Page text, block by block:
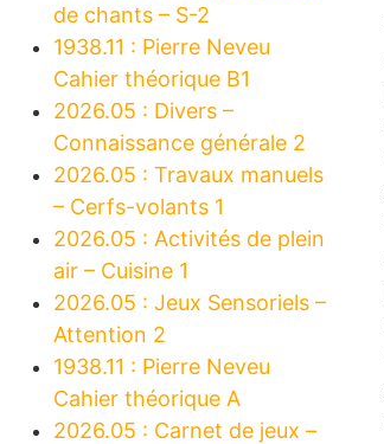
de chants – S-2
1938.11 : Pierre Neveu
Cahier théorique B1
2026.05 : Divers –
Connaissance générale 2
2026.05 : Travaux manuels
– Cerfs-volants 1
2026.05 : Activités de plein
air – Cuisine 1
2026.05 : Jeux Sensoriels –
Attention 2
1938.11 : Pierre Neveu
Cahier théorique A
2026.05 : Carnet de jeux –